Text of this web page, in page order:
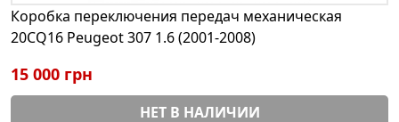
Коробка переключения передач механическая
20CQ16 Peugeot 307 1.6 (2001-2008)
15 000 грн
НЕТ В НАЛИЧИИ